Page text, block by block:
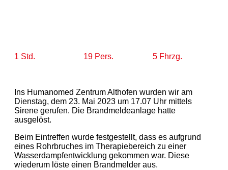
1 Std. 19 Pers. 5 Fhrzg.
Ins Humanomed Zentrum Althofen wurden wir am
Dienstag, dem 23. Mai 2023 um 17.07 Uhr mittels
Sirene gerufen. Die Brandmeldeanlage hatte
ausgelöst.
Beim Eintreffen wurde festgestellt, dass es aufgrund
eines Rohrbruches im Therapiebereich zu einer
Wasserdampfentwicklung gekommen war. Diese
wiederum löste einen Brandmelder aus.